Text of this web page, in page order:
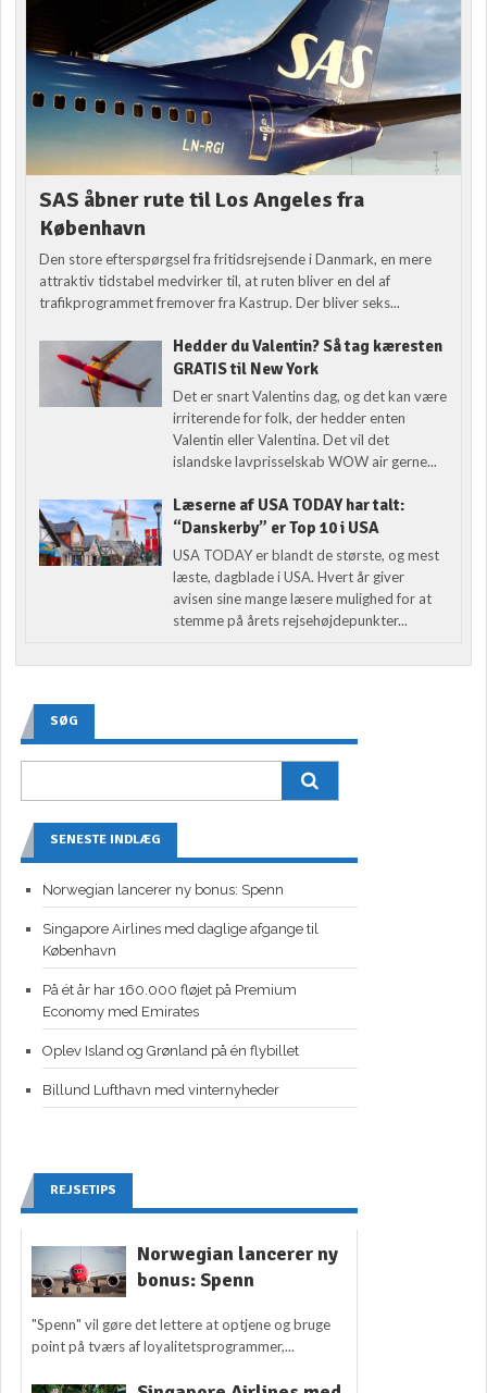
SAS åbner rute til Los Angeles fra
København
Den store efterspørgsel fra fritidsrejsende i Danmark, en mere
attraktiv tidstabel medvirker til, at ruten bliver en del af
trafikprogrammet fremover fra Kastrup. Der bliver seks...
Hedder du Valentin? Så tag kæresten
GRATIS til New York
Det er snart Valentins dag, og det kan være
irriterende for folk, der hedder enten
Valentin eller Valentina. Det vil det
islandske lavprisselskab WOW air gerne...
Læserne af USA TODAY har talt:
“Danskerby” er Top 10 i USA
USA TODAY er blandt de største, og mest
læste, dagblade i USA. Hvert år giver
avisen sine mange læsere mulighed for at
stemme på årets rejsehøjdepunkter...
SØG
SENESTE INDLÆG
Norwegian lancerer ny bonus: Spenn
Singapore Airlines med daglige afgange til
København
På ét år har 160.000 fløjet på Premium
Economy med Emirates
Oplev Island og Grønland på én flybillet
Billund Lufthavn med vinternyheder
REJSETIPS
Norwegian lancerer ny
bonus: Spenn
"Spenn" vil gøre det lettere at optjene og bruge
point på tværs af loyalitetsprogrammer,...